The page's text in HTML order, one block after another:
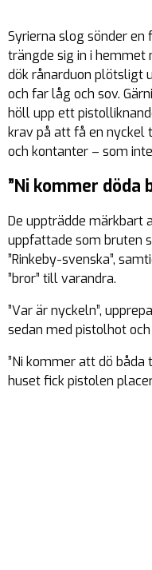
Syrierna slog sönder
trängde sig in i hemmet
dök rånarduon plötsligt
och far låg och sov.
höll upp ett
krav på att få en nyckel
och kontanter – som
”Ni kommer döda
De uppträdde märkbart
uppfattade som bruten
”Rinkeby-svenska”,
”bror” till varandra.
”Var är nyckeln”,
sedan med pistolhot
”Ni kommer att dö båda
huset fick pistolen